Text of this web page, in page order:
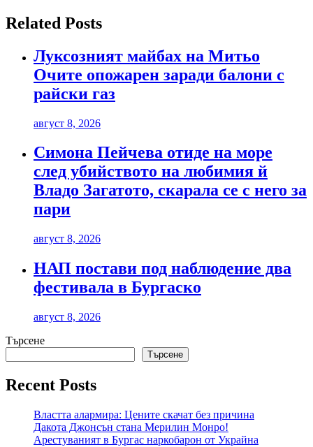
Related Posts
Луксозният майбах на Митьо
Очите опожарен заради балони с
райски газ
август 8, 2026
Симона Пейчева отиде на море
след убийството на любимия й
Владо Загатото, скарала се с него за
пари
август 8, 2026
НАП постави под наблюдение два
фестивала в Бургаско
август 8, 2026
Търсене
Търсене
Recent Posts
Властта алармира: Цените скачат без причина
Дакота Джонсън стана Мерилин Монро!
Арестуваният в Бургас наркобарон от Украйна